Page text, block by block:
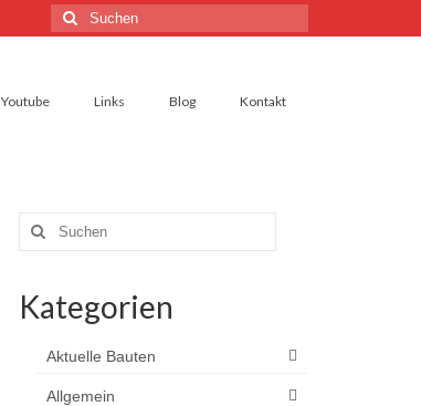
Suchen
nach:
Youtube Links Blog Kontakt
Suchen
nach:
Kategorien
Aktuelle Bauten
Allgemein